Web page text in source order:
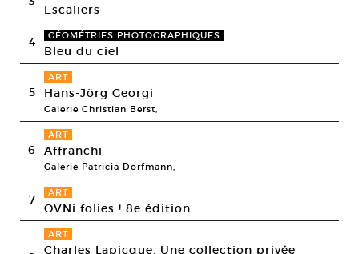
Escaliers
4 GÉOMÉTRIES PHOTOGRAPHIQUES
Bleu du ciel
5
ART
Hans-Jörg Georgi
Galerie Christian Berst,
6
ART
Affranchi
Galerie Patricia Dorfmann,
7 ART
OVNi folies ! 8e édition
ART
Charles Lapicque. Une collection privée